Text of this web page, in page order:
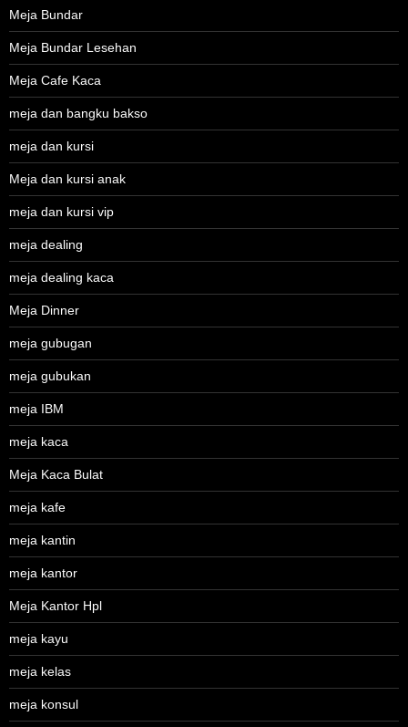
Meja Bundar
Meja Bundar Lesehan
Meja Cafe Kaca
meja dan bangku bakso
meja dan kursi
Meja dan kursi anak
meja dan kursi vip
meja dealing
meja dealing kaca
Meja Dinner
meja gubugan
meja gubukan
meja IBM
meja kaca
Meja Kaca Bulat
meja kafe
meja kantin
meja kantor
Meja Kantor Hpl
meja kayu
meja kelas
meja konsul